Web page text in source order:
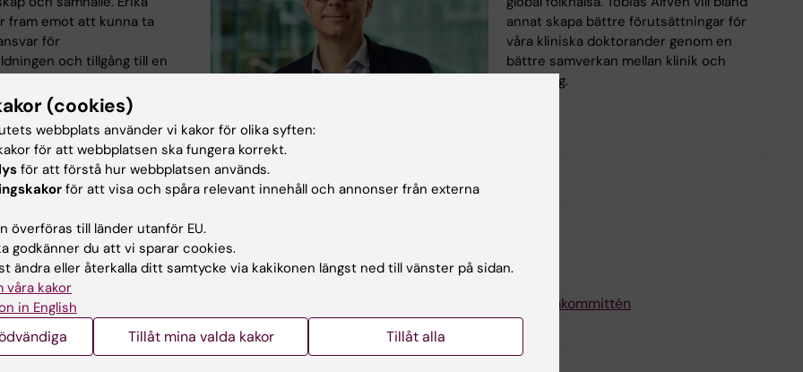
fram emot att kunna ta
för
och tillgång till en
annat skapa bättre förutsättningar för
våra kliniska doktorander genom en
bättre samverkan mellan klinik och
forskning.
på forskarnivå
Uppdragsbeskrivningar
Riktlinjer för forskarutbildningsprogrammen
Arbets- och beslutsordning för Kurs- och programkommittén
Uppdragsbeskrivning för Disputationskommittén
(cookies)
webbplats använder vi kakor för olika syften:
för att webbplatsen ska fungera korrekt.
för att förstå hur webbplatsen används.
för att visa och spåra relevant innehåll och annonser från externa
överföras till länder utanför EU.
godkänner du att vi sparar cookies.
ändra eller återkalla ditt samtycke via kakikonen längst ned till vänster på sidan.
våra kakor
in English
Tillåt mina valda kakor Tillåt alla